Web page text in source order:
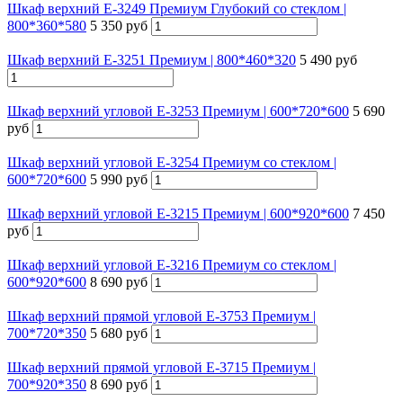
Шкаф верхний Е-3249 Премиум Глубокий со стеклом |
800*360*580 5 350 руб
Шкаф верхний Е-3251 Премиум | 800*460*320 5 490 руб
Шкаф верхний угловой Е-3253 Премиум | 600*720*600 5 690
руб
Шкаф верхний угловой Е-3254 Премиум со стеклом |
600*720*600 5 990 руб
Шкаф верхний угловой Е-3215 Премиум | 600*920*600 7 450
руб
Шкаф верхний угловой Е-3216 Премиум со стеклом |
600*920*600 8 690 руб
Шкаф верхний прямой угловой Е-3753 Премиум |
700*720*350 5 680 руб
Шкаф верхний прямой угловой Е-3715 Премиум |
700*920*350 8 690 руб